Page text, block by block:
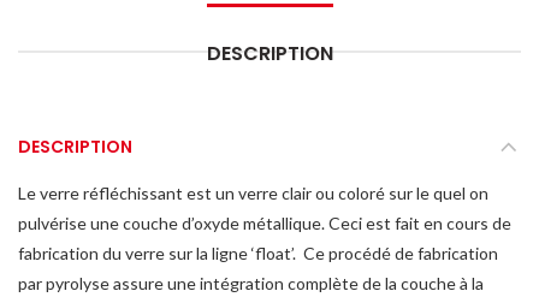
DESCRIPTION
DESCRIPTION
Le verre réfléchissant est un verre clair ou coloré sur le quel on
pulvérise une couche d’oxyde métallique. Ceci est fait en cours de
fabrication du verre sur la ligne ‘float’. Ce procédé de fabrication
par pyrolyse assure une intégration complète de la couche à la